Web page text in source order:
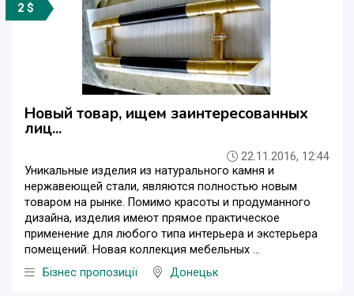
2 $
Новый товар, ищем заинтересованных
лиц...
22.11.2016, 12:44
Уникальные изделия из натурального камня и
нержавеющей стали, являются полностью новым
товаром на рынке. Помимо красоты и продуманного
дизайна, изделия имеют прямое практическое
применение для любого типа интерьера и экстерьера
помещений. Новая коллекция мебельных ...
Бізнес пропозиції
Донецьк